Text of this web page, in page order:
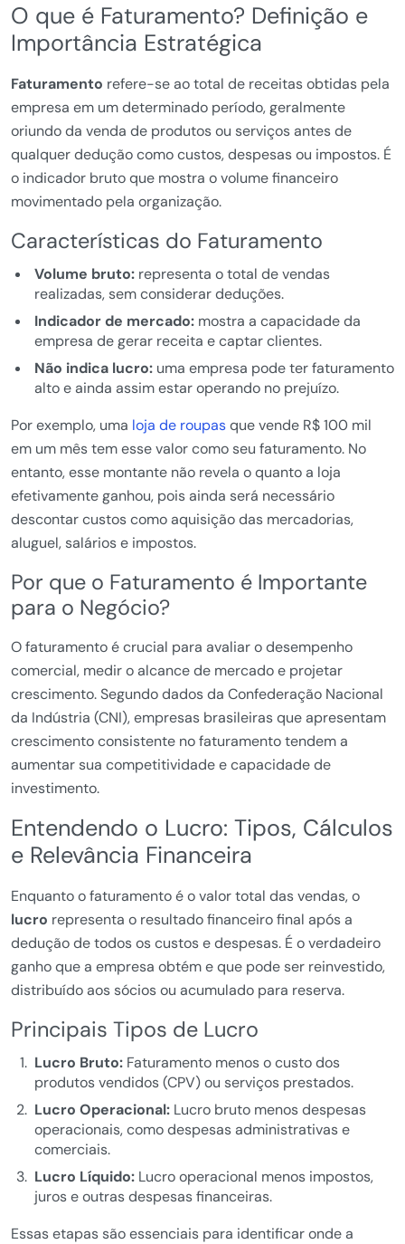
O que é Faturamento? Definição e
Importância Estratégica
Faturamento refere-se ao total de receitas obtidas pela
empresa em um determinado período, geralmente
oriundo da venda de produtos ou serviços antes de
qualquer dedução como custos, despesas ou impostos. É
o indicador bruto que mostra o volume financeiro
movimentado pela organização.
Características do Faturamento
Volume bruto:representa o total de vendas
realizadas, sem considerar deduções.
Indicador de mercado:mostra a capacidade da
empresa de gerar receita e captar clientes.
Não indica lucro:uma empresa pode ter faturamento
alto e ainda assim estar operando no prejuízo.
Por exemplo, uma loja de roupasque vende R$ 100 mil
em um mês tem esse valor como seu faturamento. No
entanto, esse montante não revela o quanto a loja
efetivamente ganhou, pois ainda será necessário
descontar custos como aquisição das mercadorias,
aluguel, salários e impostos.
Por que o Faturamento é Importante
para o Negócio?
O faturamento é crucial para avaliar o desempenho
comercial, medir o alcance de mercado e projetar
crescimento. Segundo dados da Confederação Nacional
da Indústria (CNI), empresas brasileiras que apresentam
crescimento consistente no faturamento tendem a
aumentar sua competitividade e capacidade de
investimento.
Entendendo o Lucro: Tipos, Cálculos
e Relevância Financeira
Enquanto o faturamento é o valor total das vendas, o
lucro representa o resultado financeiro final após a
dedução de todos os custos e despesas. É o verdadeiro
ganho que a empresa obtém e que pode ser reinvestido,
distribuído aos sócios ou acumulado para reserva.
Principais Tipos de Lucro
Lucro Bruto:Faturamento menos o custo dos
produtos vendidos (CPV) ou serviços prestados.
Lucro Operacional:Lucro bruto menos despesas
operacionais, como despesas administrativas e
comerciais.
Lucro Líquido:Lucro operacional menos impostos,
juros e outras despesas financeiras.
Essas etapas são essenciais para identificar onde a